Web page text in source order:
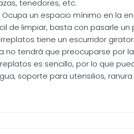
tenedores, etc.
un espacio mínimo en la
de limpiar, basta con pasarle un
tiene un escurridor
no tendrá que preocuparse por
es sencillo, por lo que
soporte para utensilios, ranura